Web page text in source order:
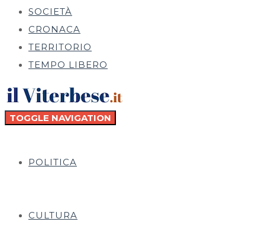
SOCIETÀ
CRONACA
TERRITORIO
TEMPO LIBERO
TOGGLE NAVIGATION
POLITICA
CULTURA